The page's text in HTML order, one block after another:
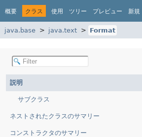
概要 クラス 使用 ツリー プレビュー 新規
java.base java.text
Format
説明
サブクラス
ネストされたクラスのサマリー
コンストラクタのサマリー